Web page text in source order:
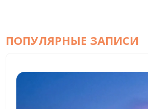
ПОПУЛЯРНЫЕ ЗАПИСИ